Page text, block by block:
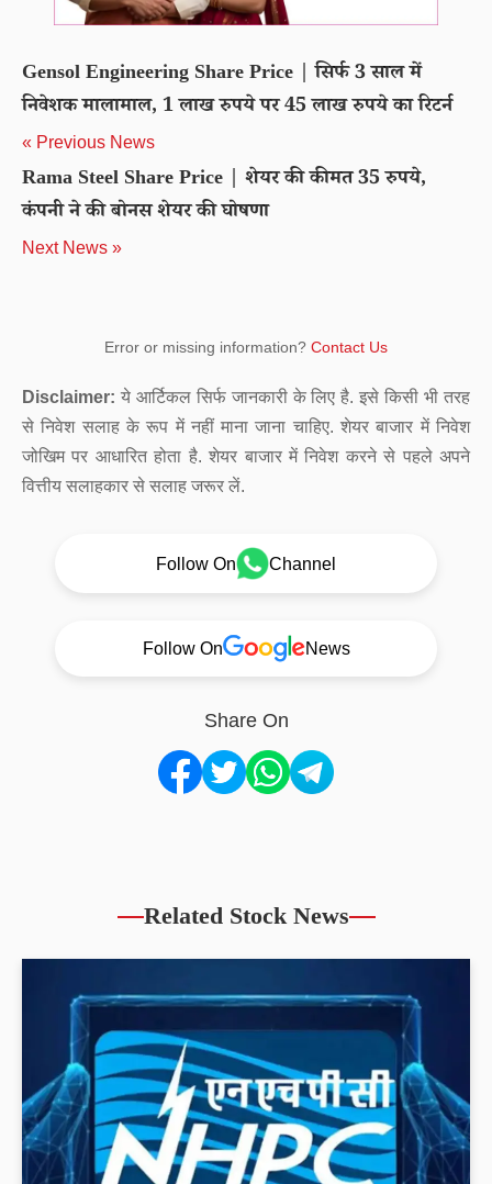
Gensol Engineering Share Price | सिर्फ 3 साल में
निवेशक मालामाल, 1 लाख रुपये पर 45 लाख रुपये का रिटर्न
« Previous News
Rama Steel Share Price | शेयर की कीमत 35 रुपये,
कंपनी ने की बोनस शेयर की घोषणा
Next News »
Error or missing information? Contact Us
Disclaimer: ये आर्टिकल सिर्फ जानकारी के लिए है. इसे किसी भी तरह
से निवेश सलाह के रूप में नहीं माना जाना चाहिए. शेयर बाजार में निवेश
जोखिम पर आधारित होता है. शेयर बाजार में निवेश करने से पहले अपने
वित्तीय सलाहकार से सलाह जरूर लें.
Follow On Channel
Follow On News
Share On
Related Stock News